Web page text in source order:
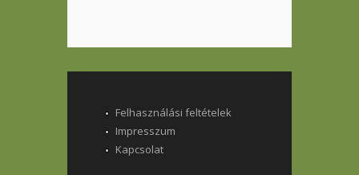
Felhasználási feltételek
Impresszum
Kapcsolat